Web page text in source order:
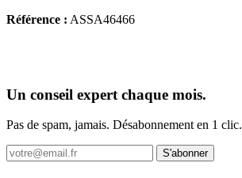
Référence : ASSA46466
Un conseil expert chaque mois.
Pas de spam, jamais. Désabonnement en 1 clic.
S'abonner